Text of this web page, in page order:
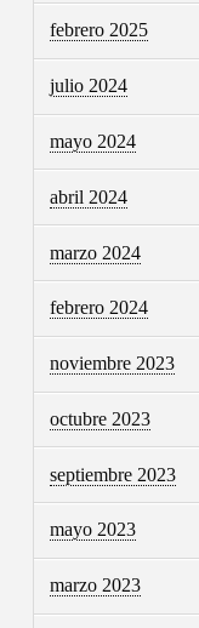
febrero 2025
julio 2024
mayo 2024
abril 2024
marzo 2024
febrero 2024
noviembre 2023
octubre 2023
septiembre 2023
mayo 2023
marzo 2023